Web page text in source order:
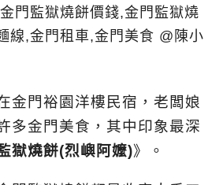
金門裕園洋樓民宿，老闆娘
多金門美食，其中印象最深
獄燒餅(烈嶼阿嬤)》。